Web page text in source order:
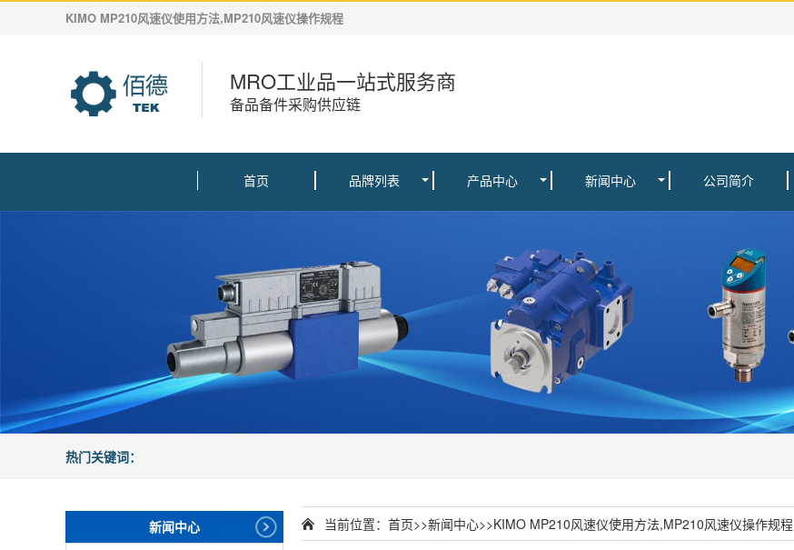
KIMO MP210风速仪使用方法,MP210风速仪操作规程
MRO工业品一站式服务商
备品备件采购供应链
首页 品牌列表 产品中心 新闻中心 公司简介
热门关键词：
新闻中心 当前位置： 首页>>新闻中心>>KIMO MP210风速仪使用方法,MP210风速仪操作规程